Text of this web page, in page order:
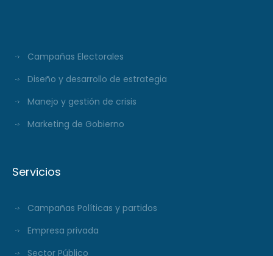
Campañas Electorales
Diseño y desarrollo de estrategia
Manejo y gestión de crisis
Marketing de Gobierno
Servicios
Campañas Políticas y partidos
Empresa privada
Sector Público